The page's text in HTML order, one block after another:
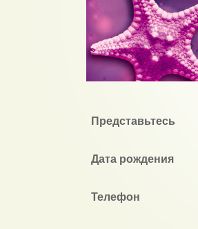
Представьтесь
Дата рождения
Телефон